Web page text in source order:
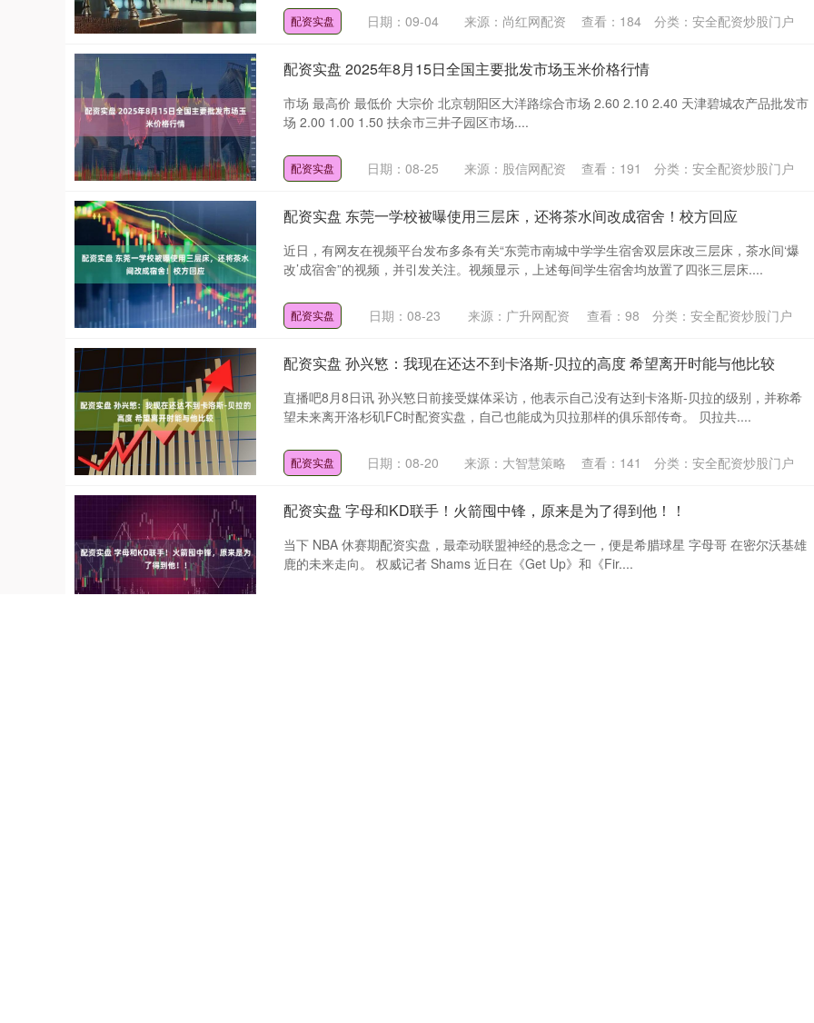
配资实盘 日期：09-04 来源：尚红网配资 查看： 184 分类：安全配资炒股门户
配资实盘 2025年8月15日全国主要批发市场玉米价格行情
市场 最高价 最低价 大宗价 北京朝阳区大洋路综合市场 2.60 2.10 2.40 天津碧城农产品批发市
场 2.00 1.00 1.50 扶余市三井子园区市场....
配资实盘 日期：08-25 来源：股信网配资 查看： 191 分类：安全配资炒股门户
配资实盘 东莞一学校被曝使用三层床，还将茶水间改成宿舍！校方回应
近日，有网友在视频平台发布多条有关“东莞市南城中学学生宿舍双层床改三层床，茶水间‘爆
改’成宿舍”的视频，并引发关注。视频显示，上述每间学生宿舍均放置了四张三层床....
配资实盘 日期：08-23 来源：广升网配资 查看：98 分类：安全配资炒股门户
配资实盘 孙兴慜：我现在还达不到卡洛斯-贝拉的高度 希望离开时能与他比较
直播吧8月8日讯 孙兴慜日前接受媒体采访，他表示自己没有达到卡洛斯-贝拉的级别，并称希
望未来离开洛杉矶FC时配资实盘，自己也能成为贝拉那样的俱乐部传奇。 贝拉共....
配资实盘 日期：08-20 来源：大智慧策略 查看： 141 分类：安全配资炒股门户
配资实盘 字母和KD联手！火箭囤中锋，原来是为了得到他！！
当下 NBA 休赛期配资实盘，最牵动联盟神经的悬念之一，便是希腊球星 字母哥 在密尔沃基雄
鹿的未来走向。 权威记者 Shams 近日在《Get Up》和《Fir....